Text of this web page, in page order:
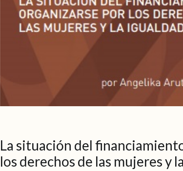
La situación del
los derechos de las mujeres y